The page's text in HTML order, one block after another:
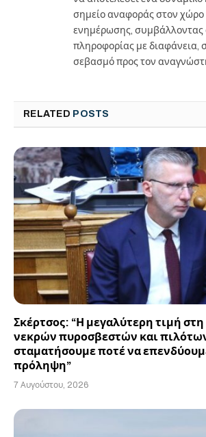
σημείο αναφοράς στον
ενημέρωσης, συμβάλλοντας
πληροφορίας με διαφάνεια,
σεβασμό προς τον
RELATED POSTS
Σκέρτσος: “Η μεγαλύτερη τιμή
νεκρών πυροσβεστών και
σταματήσουμε ποτέ να
πρόληψη”
7 Αυγούστου, 2026